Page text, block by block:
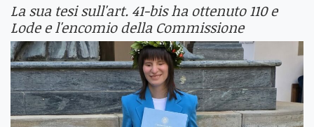
La sua tesi sull'art. 41-bis ha ottenuto 110 e
Lode e l'encomio della Commissione